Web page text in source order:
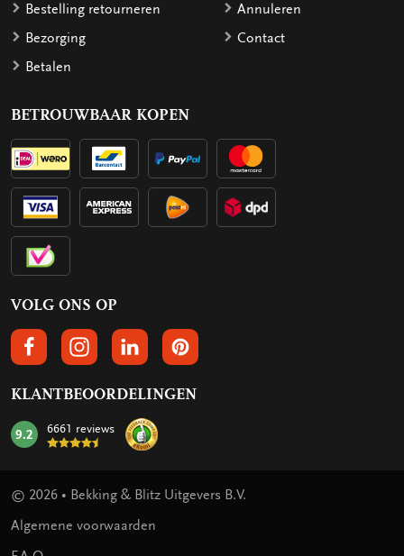
Bestelling retourneren
Bezorging
Betalen
Annuleren
Contact
BETROUWBAAR KOPEN
VOLG ONS OP
VOLGS ONS OP FACEBOOK
VOLG ONS OP INSTAGRAM
VOLG ONS OP LINKEDIN
VOLG ONS OP PINTEREST
KLANTBEOORDELINGEN
mark:
9.2 6661 reviews
© 2026 • Bekking & Blitz Uitgevers B.V.
Algemene voorwaarden